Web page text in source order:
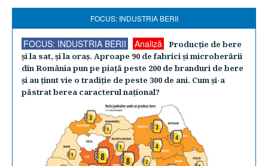
FOCUS: INDUSTRIA BERII
FOCUS: INDUSTRIA BERII Analiză
Producţie de bere
şi la sat, şi la oraş. Aproape 90 de fabrici şi microberării
din România pun pe piaţă peste 200 de branduri de bere
şi au ţinut vie o tradiţie de peste 300 de ani. Cum şi-a
păstrat berea caracterul naţional?